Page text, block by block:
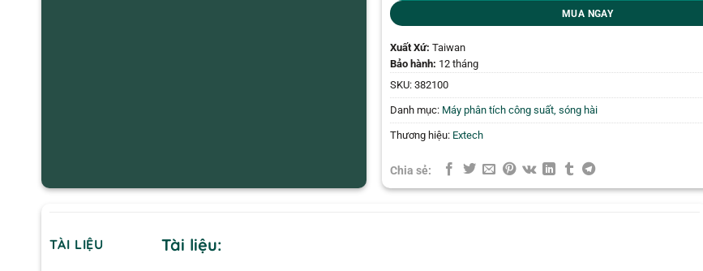
MUA NGAY
Xuất Xứ: Taiwan
Bảo hành: 12 tháng
SKU:382100
Danh mục: Máy phân tích công suất, sóng hài
Thương hiệu: Extech
Chia sẻ:
TÀI LIỆU Tài liệu: